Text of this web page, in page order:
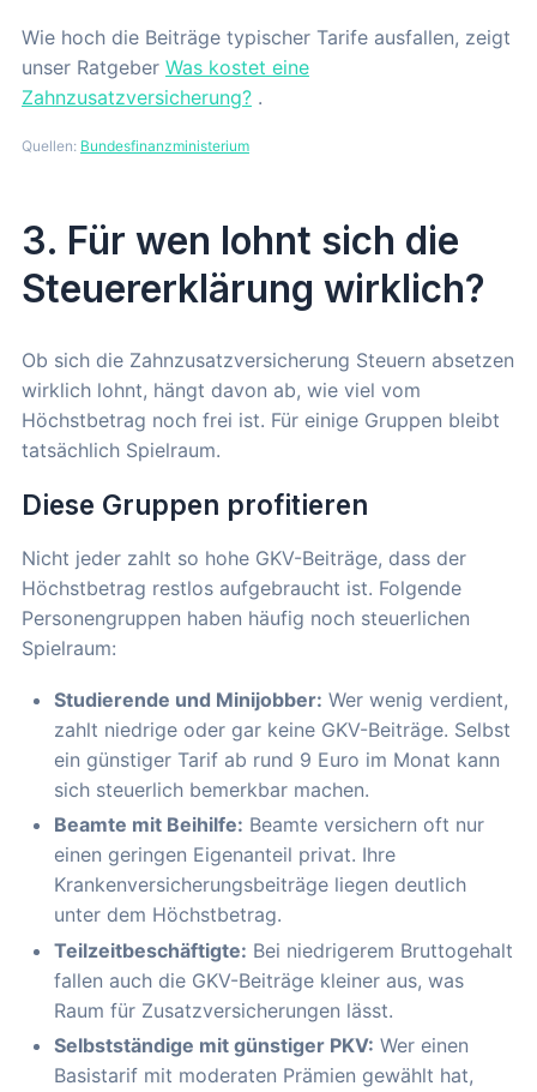
Wie hoch die Beiträge typischer Tarife ausfallen, zeigt
unser Ratgeber Was kostet eine
Zahnzusatzversicherung? .
Quellen: Bundesfinanzministerium
3. Für wen lohnt sich die
Steuererklärung wirklich?
Ob sich die Zahnzusatzversicherung Steuern absetzen
wirklich lohnt, hängt davon ab, wie viel vom
Höchstbetrag noch frei ist. Für einige Gruppen bleibt
tatsächlich Spielraum.
Diese Gruppen profitieren
Nicht jeder zahlt so hohe GKV-Beiträge, dass der
Höchstbetrag restlos aufgebraucht ist. Folgende
Personengruppen haben häufig noch steuerlichen
Spielraum:
Studierende und Minijobber: Wer wenig verdient,
zahlt niedrige oder gar keine GKV-Beiträge. Selbst
ein günstiger Tarif ab rund 9 Euro im Monat kann
sich steuerlich bemerkbar machen.
Beamte mit Beihilfe: Beamte versichern oft nur
einen geringen Eigenanteil privat. Ihre
Krankenversicherungsbeiträge liegen deutlich
unter dem Höchstbetrag.
Teilzeitbeschäftigte: Bei niedrigerem Bruttogehalt
fallen auch die GKV-Beiträge kleiner aus, was
Raum für Zusatzversicherungen lässt.
Selbstständige mit günstiger PKV: Wer einen
Basistarif mit moderaten Prämien gewählt hat,